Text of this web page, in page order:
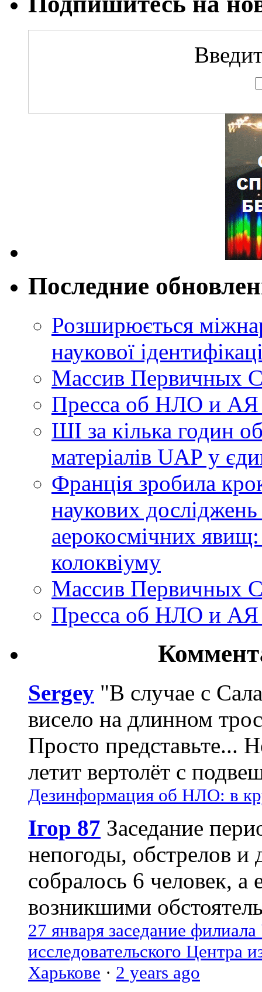
Последние
Розширюється
наукової
Массив Первичных
Пресса об НЛО и
ШІ за кілька годин
матеріалів UAP у
Франція зробила
наукових
аерокосмічних
колоквіуму
Массив Первичных
Пресса об НЛО и
Sergey "В случае с
висело на длинном
Просто представьте...
летит вертолёт с
Дезинформация об НЛО: в
Ігор 87 Заседание
непогоды, обстрелов и
собралось 6 человек, а
возникшими
27 января заседание
исследовательского Центра
Харькове · 2 years ago